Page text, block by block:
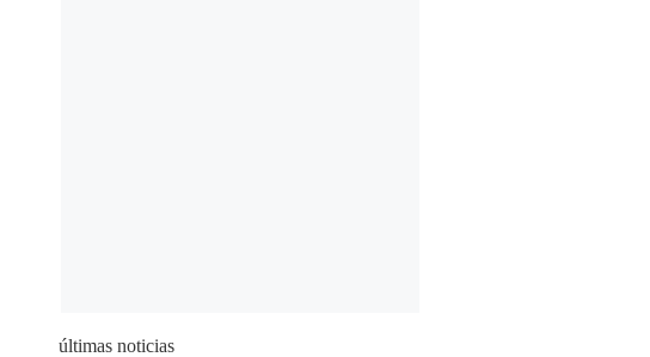
últimas noticias